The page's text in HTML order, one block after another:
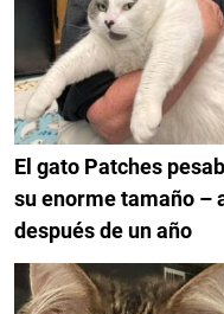
El gato Patches
su enorme tamaño –
después de un año